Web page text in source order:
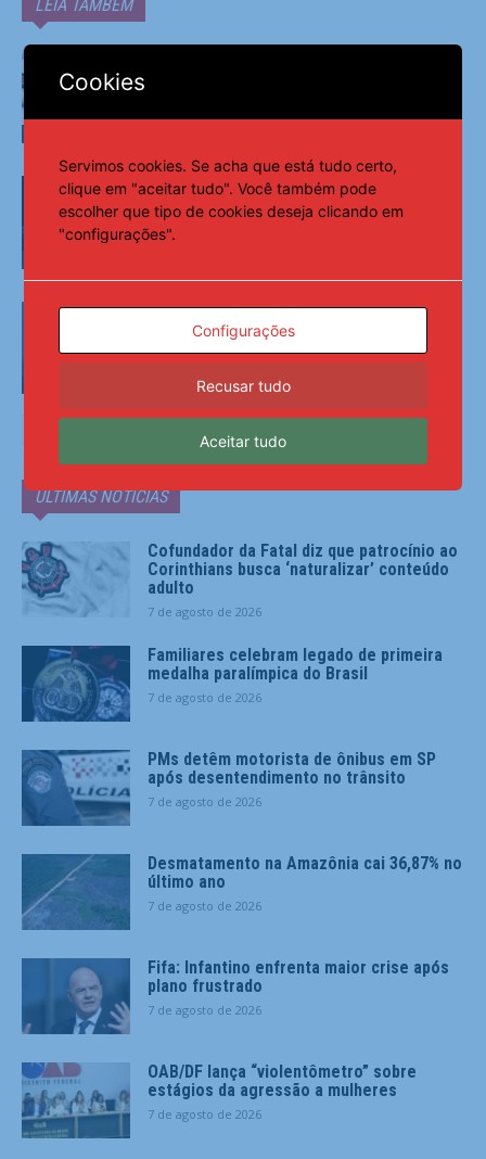
LEIA TAMBÉM
Familiares celebram legado de
primeira medalha paralímpica do Brasil
Fifa: Infantino enfrenta maior crise
após plano frustrado
ÚLTIMAS NOTÍCIAS
Cofundador da Fatal diz que patrocínio ao
Corinthians busca ‘naturalizar’ conteúdo
adulto
7 de agosto de 2026
Familiares celebram legado de primeira
medalha paralímpica do Brasil
7 de agosto de 2026
PMs detêm motorista de ônibus em SP
após desentendimento no trânsito
7 de agosto de 2026
Desmatamento na Amazônia cai 36,87% no
último ano
7 de agosto de 2026
Fifa: Infantino enfrenta maior crise após
plano frustrado
7 de agosto de 2026
OAB/DF lança “violentômetro” sobre
estágios da agressão a mulheres
7 de agosto de 2026
Cookies
Servimos cookies. Se acha que está tudo certo,
clique em "aceitar tudo". Você também pode
escolher que tipo de cookies deseja clicando em
"configurações".
Configurações
Recusar tudo
Aceitar tudo